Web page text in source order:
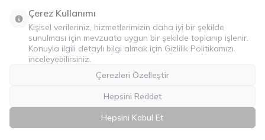
0232 484 38 44 - 0533 330 88 95
Önemli Bilgiler
Hızlı Erişim
İLETİŞİM
T-SoftE-TicaretSistemleriyle Hazırlanmıştır.
Çerez Kullanımı
Kişisel verileriniz, hizmetlerimizin daha iyi bir şekilde
sunulması için mevzuata uygun bir şekilde toplanıp işlenir.
Konuyla ilgili detaylı bilgi almak için Gizlilik Politikamızı
inceleyebilirsiniz.
Çerezleri Özelleştir
Hepsini Reddet
Hepsini Kabul Et